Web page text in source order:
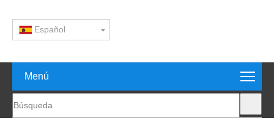
Español
Menú